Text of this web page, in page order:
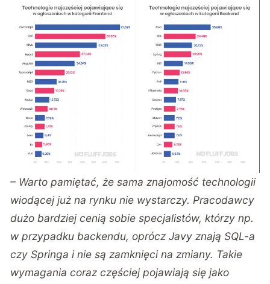
– Warto pamiętać, że sama znajomość technologii
wiodącej już na rynku nie wystarczy. Pracodawcy
dużo bardziej cenią sobie specjalistów, którzy np.
w przypadku backendu, oprócz Javy znają SQL-a
czy Springa i nie są zamknięci na zmiany. Takie
wymagania coraz częściej pojawiają się jako